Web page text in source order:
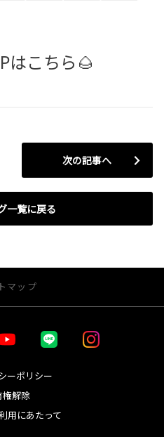
はこちら🌰
一覧に戻る
次の記事へ
マップ
ーポリシー
権解除
用にあたって